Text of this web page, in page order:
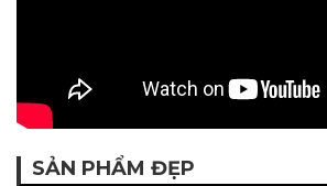
SẢN PHẨM ĐẸP